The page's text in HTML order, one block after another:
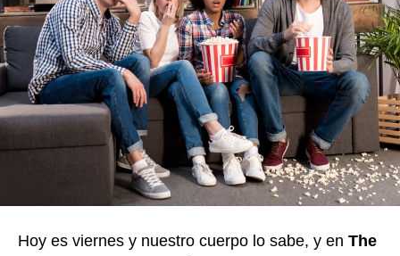
Hoy es viernes y nuestro cuerpo lo sabe, y en The